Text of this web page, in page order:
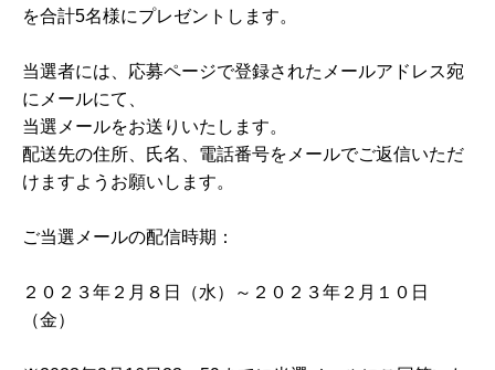
を合計5名様にプレゼントします。
当選者には、応募ページで登録されたメールアドレス宛
にメールにて、
当選メールをお送りいたします。
配送先の住所、氏名、電話番号をメールでご返信いただ
けますようお願いします。
ご当選メールの配信時期：
２０２３年２月８日（水）～２０２３年２月１０日
（金）